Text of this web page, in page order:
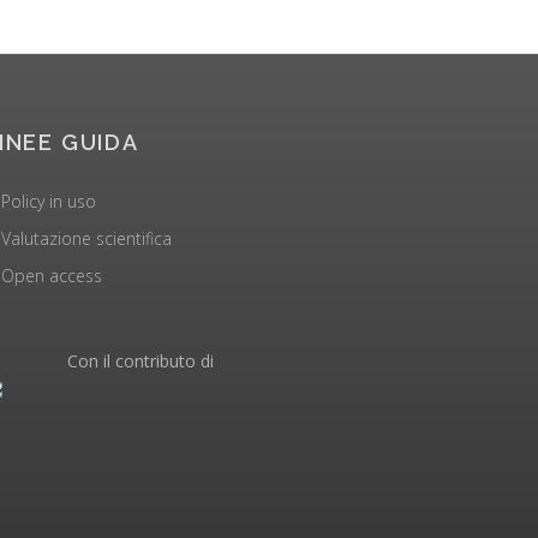
GUIDA
Policy in uso
Valutazione scientifica
Open access
Con il contributo di